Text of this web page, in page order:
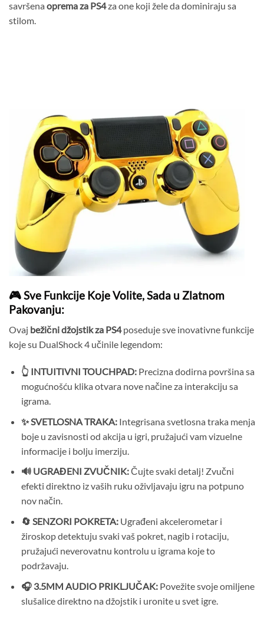
savršena oprema za PS4za one koji žele da dominiraju sa
stilom.
🎮 Sve Funkcije Koje Volite, Sada u Zlatnom
Pakovanju:
Ovaj bežični džojstik za PS4poseduje sve inovativne funkcije
koje su DualShock 4 učinile legendom:
👆 INTUITIVNI TOUCHPAD:Precizna dodirna površina sa
mogućnošću klika otvara nove načine za interakciju sa
igrama.
✨ SVETLOSNA TRAKA:Integrisana svetlosna traka menja
boje u zavisnosti od akcija u igri, pružajući vam vizuelne
informacije i bolju imerziju.
🔊 UGRAĐENI ZVUČNIK:Čujte svaki detalj! Zvučni
efekti direktno iz vaših ruku oživljavaju igru na potpuno
nov način.
🔄 SENZORI POKRETA:Ugrađeni akcelerometar i
žiroskop detektuju svaki vaš pokret, nagib i rotaciju,
pružajući neverovatnu kontrolu u igrama koje to
podržavaju.
🎧 3.5MM AUDIO PRIKLJUČAK:Povežite svoje omiljene
slušalice direktno na džojstik i uronite u svet igre.